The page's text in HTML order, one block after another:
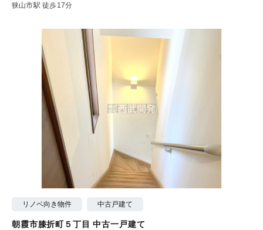
狭山市駅 徒歩17分
リノベ向き物件 中古戸建て
朝霞市膝折町５丁目 中古一戸建て